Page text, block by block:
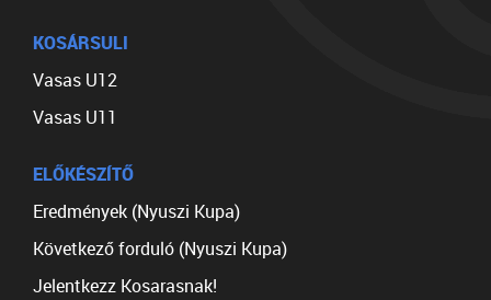
KOSÁRSULI
Vasas U12
Vasas U11
ELŐKÉSZÍTŐ
Eredmények (Nyuszi Kupa)
Következő forduló (Nyuszi Kupa)
Jelentkezz Kosarasnak!